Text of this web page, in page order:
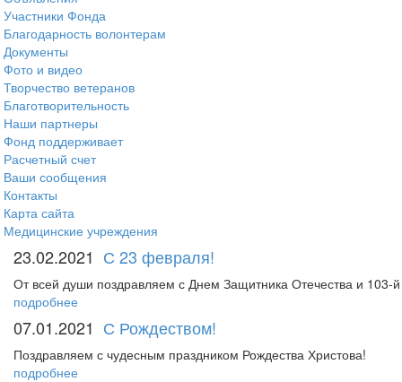
Участники Фонда
Благодарность волонтерам
Документы
Фото и видео
Творчество ветеранов
Благотворительность
Наши партнеры
Фонд поддерживает
Расчетный счет
Ваши сообщения
Контакты
Карта сайта
Медицинские учреждения
23.02.2021 С 23 февраля!
От всей души поздравляем с Днем Защитника Отечества и
подробнее
07.01.2021 С Рождеством!
Поздравляем с чудесным праздником Рождества Христова!
подробнее